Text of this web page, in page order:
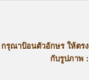
กรุณาป้อนตัวอักษร ให้ตรง
กับรูปภาพ :